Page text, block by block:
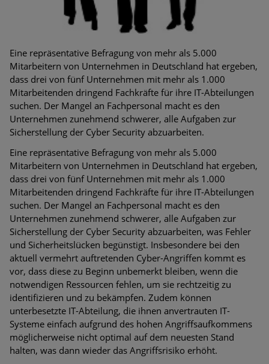
Phishing-Trend: Führungskräfte im Visier. Was hilft gegen
Harpoon Whaling?
Aktuelle Phishing-Kampagnen mit großen Markennamen –
Amazon hat nun reagiert
Fake-Unternehmensprofile auf LinkedIn: Unternehmen und
Nutzer im Visier der Datendiebe
Cyber Experience Center in Augsburg
Eine repräsentative Befragung von mehr als 5.000
Mitarbeitern von Unternehmen in Deutschland hat ergeben,
dass drei von fünf Unternehmen mit mehr als 1.000
Mitarbeitenden dringend Fachkräfte für ihre IT-Abteilungen
suchen. Der Mangel an Fachpersonal macht es den
Unternehmen zunehmend schwerer, alle Aufgaben zur
Sicherstellung der Cyber Security abzuarbeiten.
Eine repräsentative Befragung von mehr als 5.000
Mitarbeitern von Unternehmen in Deutschland hat ergeben,
dass drei von fünf Unternehmen mit mehr als 1.000
Mitarbeitenden dringend Fachkräfte für ihre IT-Abteilungen
suchen. Der Mangel an Fachpersonal macht es den
Unternehmen zunehmend schwerer, alle Aufgaben zur
Sicherstellung der Cyber Security abzuarbeiten, was Fehler
und Sicherheitslücken begünstigt. Insbesondere bei den
aktuell vermehrt auftretenden Cyber-Angriffen kommt es
vor, dass diese zu Beginn unbemerkt bleiben, wenn die
notwendigen Ressourcen fehlen, um sie rechtzeitig zu
identifizieren und zu bekämpfen. Zudem können
unterbesetzte IT-Abteilung, die ihnen anvertrauten IT-
Systeme einfach aufgrund des hohen Angriffsaufkommens
möglicherweise nicht optimal auf dem neuesten Stand
halten, was dann wieder das Angriffsrisiko erhöht.